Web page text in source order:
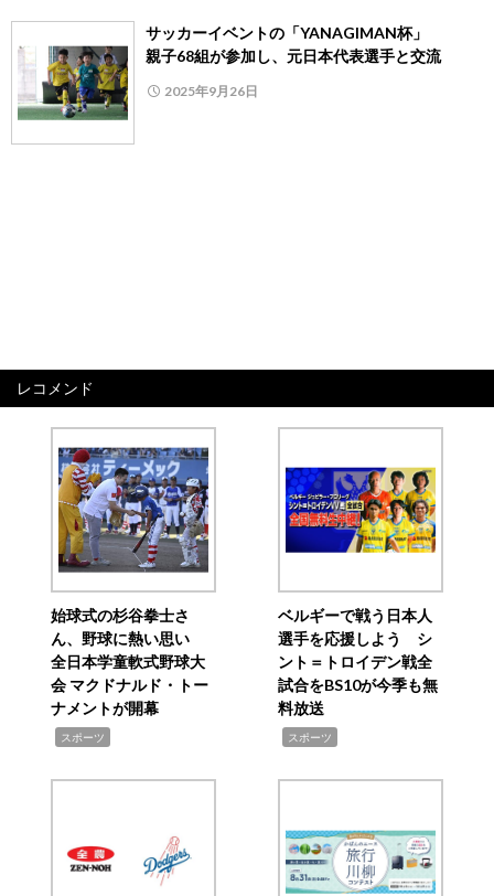
サッカーイベントの「YANAGIMAN杯」
親子68組が参加し、元日本代表選手と交流
2025年9月26日
レコメンド
始球式の杉谷拳士さ
ん、野球に熱い思い
全日本学童軟式野球大
会 マクドナルド・トー
ナメントが開幕
スポーツ
ベルギーで戦う日本人
選手を応援しよう シ
ント＝トロイデン戦全
試合をBS10が今季も無
料放送
スポーツ